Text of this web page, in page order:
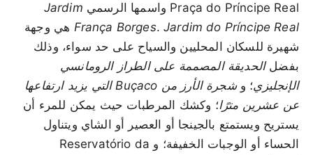
Praça do Príncipe Real واسمها الرسمي
Jardim
França Borges.Jardim do Príncipe Real
هي وجهة
شهيرة للسكان المحليين والسياح على حد سواء، وذلك
بفضلالحديقة المصممة على الطراز الرومانسي
الإنجليزي؛ و
شجرة الأرز من Buçaco التي يزيد ارتفاعها
عن عشرين مترًا؛ وكشك المرطبات حيث يمكن للمرء أن
يستريح ويستمتع بالجينجا أو العصير أو الشاي ويتناول
الحساء أو الوجبات الخفيفة؛ و Reservatório da